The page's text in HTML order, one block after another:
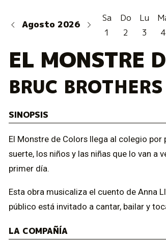
Agosto 2026
Sa
1
Do
2
Lu
3
4
EL MONSTRE
BRUC
SINOPSIS
El Monstre de Colors llega al colegio por
suerte, los niños y las niñas que lo van a
primer día.
Esta obra musicaliza el cuento de Anna
público está invitado a cantar, bailar y
LA COMPAÑÍA